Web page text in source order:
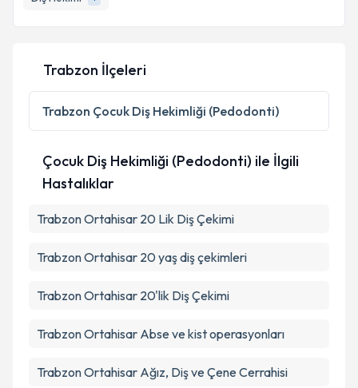
Trabzon İlçeleri
Trabzon Çocuk Diş Hekimliği (Pedodonti)
Çocuk Diş Hekimliği (Pedodonti) ile İlgili
Hastalıklar
Trabzon Ortahisar 20 Lik Diş Çekimi
Trabzon Ortahisar 20 yaş diş çekimleri
Trabzon Ortahisar 20'lik Diş Çekimi
Trabzon Ortahisar Abse ve kist operasyonları
Trabzon Ortahisar Ağız, Diş ve Çene Cerrahisi